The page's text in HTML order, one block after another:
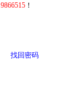
9866515！
找回密码